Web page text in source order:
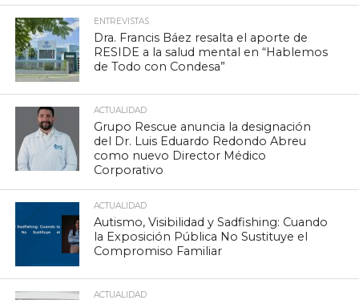
ENTREVISTAS
Dra. Francis Báez resalta el aporte de
RESIDE a la salud mental en “Hablemos
de Todo con Condesa”
ACTUALIDAD
Grupo Rescue anuncia la designación
del Dr. Luis Eduardo Redondo Abreu
como nuevo Director Médico
Corporativo
ACTUALIDAD
Autismo, Visibilidad y Sadfishing: Cuando
la Exposición Pública No Sustituye el
Compromiso Familiar
ACTUALIDAD